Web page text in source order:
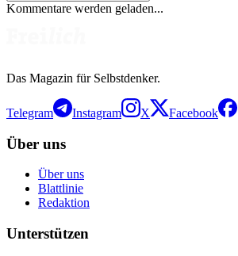
Kommentare werden geladen...
Das Magazin für Selbstdenker.
Telegram Instagram X Facebook
Über uns
Über uns
Blattlinie
Redaktion
Unterstützen